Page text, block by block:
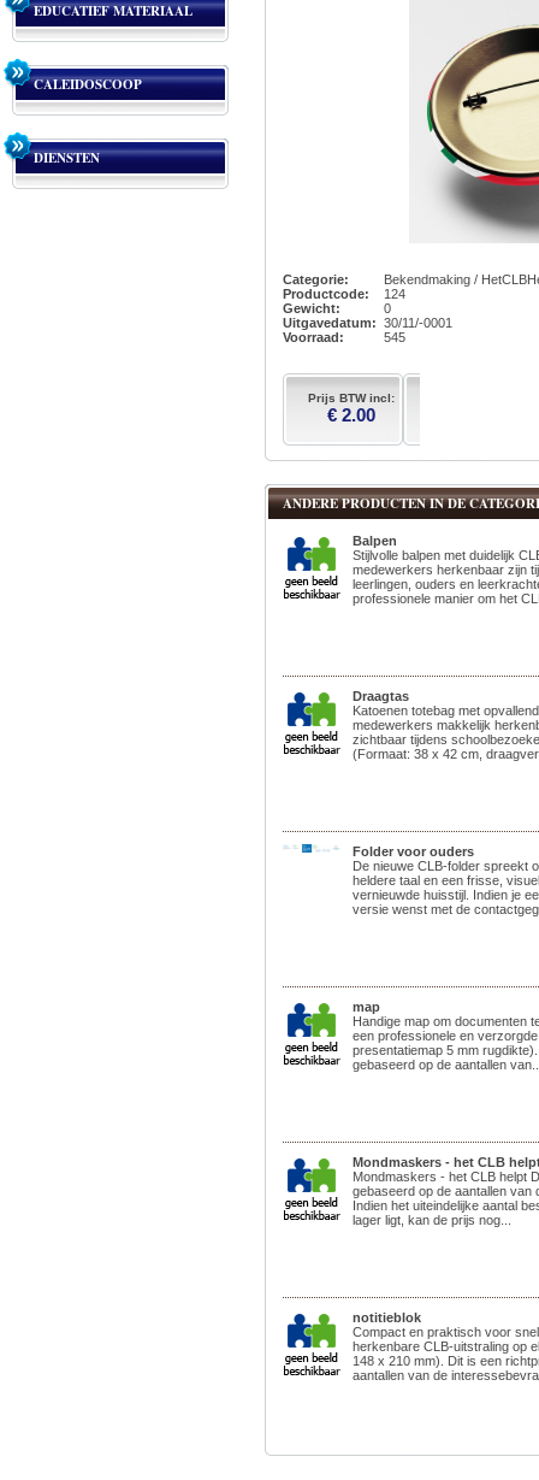
EDUCATIEF MATERIAAL
CALEIDOSCOOP
DIENSTEN
Categorie:
Bekendmaking /
Productcode:
124
Gewicht:
0
Uitgavedatum: 30/11/-0001
Voorraad:
545
Prijs BTW incl:
€ 2.00
ANDERE PRODUCTEN IN DE
Balpen
Stijlvolle balpen met duidelijk
medewerkers herkenbaar zijn
leerlingen, ouders en
professionele manier om het
Draagtas
Katoenen totebag met
medewerkers makkelijk
zichtbaar tijdens
(Formaat: 38 x 42 cm,
Folder voor ouders
De nieuwe CLB-folder spreekt
heldere taal en een frisse,
vernieuwde huisstijl. Indien je
versie wenst met de
map
Handige map om documenten
een professionele en
presentatiemap 5 mm
gebaseerd op de aantallen
Mondmaskers - het CLB
Mondmaskers - het CLB helpt
gebaseerd op de aantallen van
Indien het uiteindelijke aantal
lager ligt, kan de prijs nog...
notitieblok
Compact en praktisch voor
herkenbare CLB-uitstraling op
148 x 210 mm). Dit is een
aantallen van de